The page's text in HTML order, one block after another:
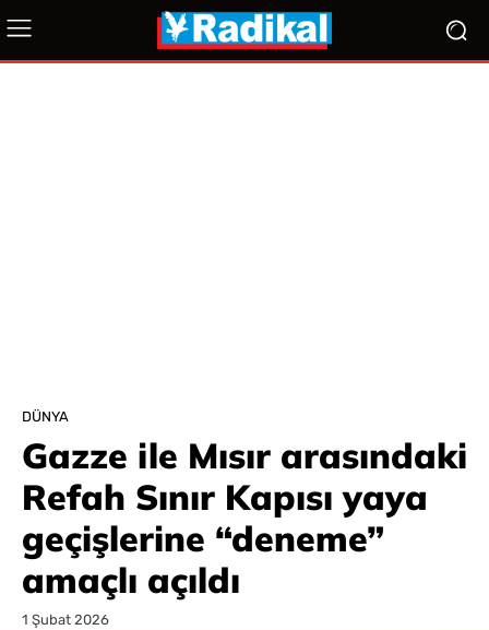
DÜNYA
Gazze ile Mısır arasındaki
Refah Sınır Kapısı yaya
geçişlerine “deneme”
amaçlı açıldı
1 Şubat 2026